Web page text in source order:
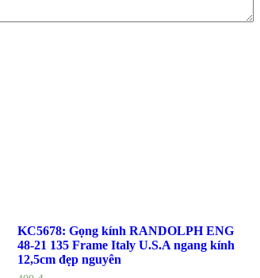
KC5678: Gọng kính RANDOLPH ENG
48-21 135 Frame Italy U.S.A ngang kính
12,5cm đẹp nguyên